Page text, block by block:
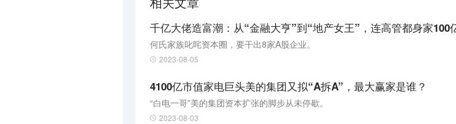
千亿大佬造富潮：从“金融大亨”到“地产女王”，连高管都身家100
何氏家族叱咤资本圈，要干出8家A股企业。
2023-08-05
4100亿市值家电巨头美的集团又拟“A拆A”，最大赢家是谁？
“白电一哥”美的集团资本扩张的脚步从未停歇。
2023-08-03